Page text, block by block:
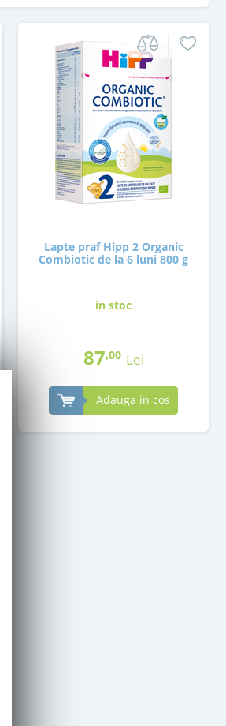
Lapte praf Hipp 2 Organic
Combiotic de la 6 luni 800 g
in stoc
87,00 Lei
Adauga in cos